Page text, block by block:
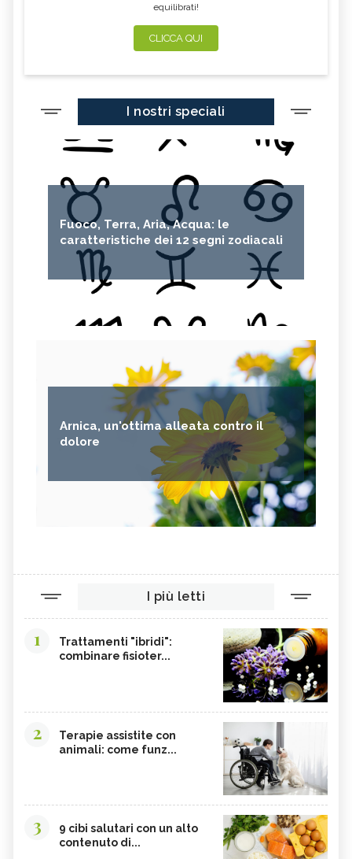
equilibrati!
CLICCA QUI
I nostri speciali
Fuoco, Terra, Aria, Acqua: le
caratteristiche dei 12 segni zodiacali
Arnica, un'ottima alleata contro il
dolore
I più letti
1
Trattamenti "ibridi":
combinare fisioter...
2
Terapie assistite con
animali: come funz...
3
9 cibi salutari con un alto
contenuto di...